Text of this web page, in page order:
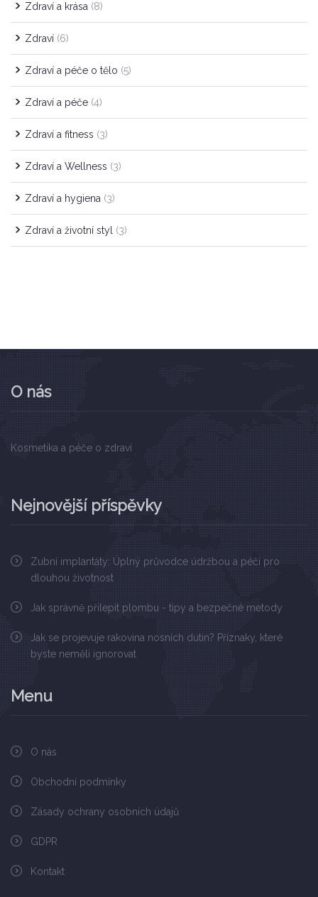
Zdraví a krása (8)
Zdraví (6)
Zdraví a péče o tělo (5)
Zdraví a péče (4)
Zdraví a fitness (3)
Zdraví a Wellness (3)
Zdraví a hygiena (3)
Zdraví a životní styl (3)
O nás
Kosmetika a péče o zdraví
Nejnovější příspěvky
Zubní implantáty: Úplný průvodce údržbou a péčí pro
dlouhou životnost
Jak správně přilepit plombu - tipy a bezpečné metody
Jak se projevuje rakovina nosních dutin? Příznaky, které
byste neměli ignorovat
Menu
O nás
Obchodní podmínky
Zásady ochrany osobních údajů
GDPR
Kontakt